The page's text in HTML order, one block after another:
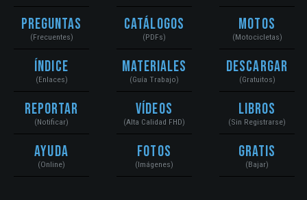
Preguntas
(Frecuentes)
Índice
(Enlaces)
Reportar
(Notificar)
Ayuda
(Online)
Catálogos
(PDFs)
Materiales
(Guía Trabajo)
Vídeos
(Alta Calidad FHD)
Fotos
(Imágenes)
Motos
(Motocicletas)
Descargar
(Gratuitos)
Libros
(Sin Registrarse)
Gratis
(Bajar)